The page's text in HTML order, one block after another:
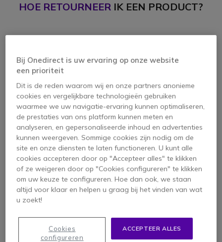
HOE RETOURNEER IK EEN PRODUCT?
1
Vraag eenretournummer aan
Vul het retourformulier op deze pagina in en klik op
´Verzend´.
Bij Onedirect is uw ervaring op onze website
een prioriteit
Dit is de reden waarom wij en onze partners anonieme
cookies en vergelijkbare technologieën gebruiken
waarmee we uw navigatie-ervaring kunnen optimaliseren,
de prestaties van ons platform kunnen meten en
analyseren, en gepersonaliseerde inhoud en advertenties
kunnen weergeven. Sommige cookies zijn nodig om de
site en onze diensten te laten functioneren. U kunt alle
cookies accepteren door op "Accepteer alles" te klikken
of ze weigeren door op "Cookies configureren" te klikken
om uw keuze te configureren. Hoe dan ook, we staan
altijd voor klaar en helpen u graag bij het vinden van wat
u zoekt!
ACCEPTEER ALLES
Cookies
configureren